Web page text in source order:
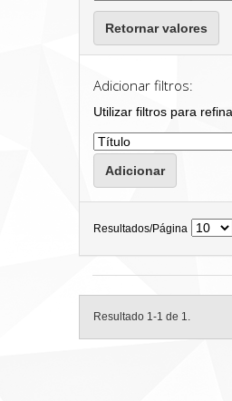
Retornar valores
Adicionar filtros:
Utilizar filtros para
Resultados/Página
Resultado 1-1 de 1.